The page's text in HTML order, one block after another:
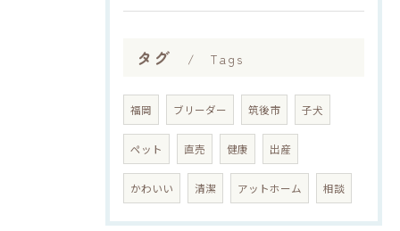
タグ Tags
福岡 ブリーダー 筑後市 子犬
ペット 直売 健康 出産
かわいい 清潔 アットホーム 相談